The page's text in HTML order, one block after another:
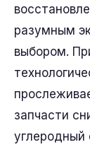
разумным
выбором.
запчасти
углеродный